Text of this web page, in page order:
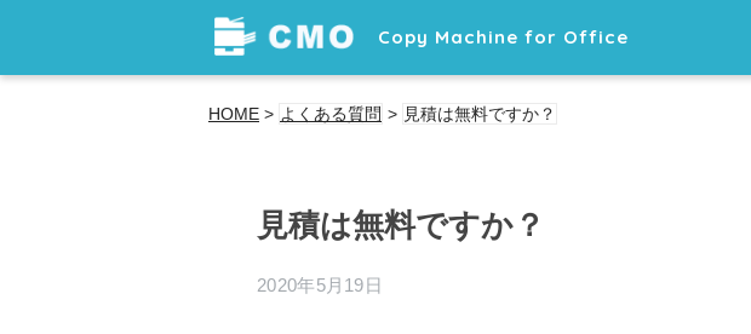
Copy Machine for Office
HOME > よくある質問 > 見積は無料ですか？
見積は無料ですか？
2020年5月19日